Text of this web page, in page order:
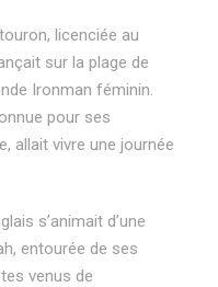
licenciée au
sur la plage de
Ironman féminin.
pour ses
allait vivre une journée
s’animait d’une
entourée de ses
venus de